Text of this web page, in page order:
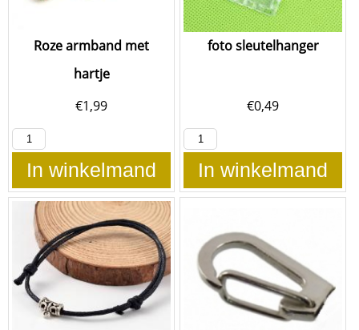
Roze armband met
hartje
€1,99
In winkelmand
foto sleutelhanger
€0,49
In winkelmand